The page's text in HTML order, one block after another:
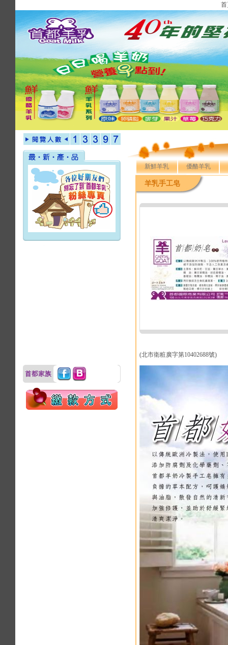
新鮮羊乳 優酪羊乳
羊乳手工皂
(北市衛粧廣字第10402688號)